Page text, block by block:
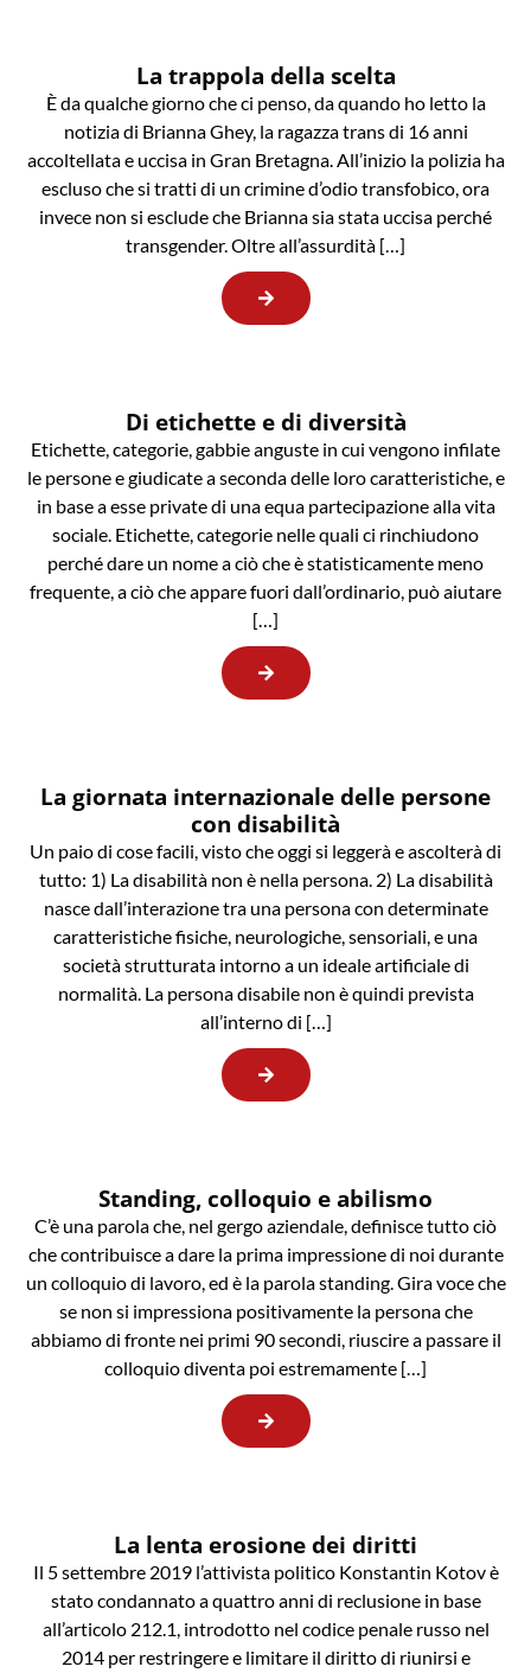
La trappola della scelta
È da qualche giorno che ci penso, da quando ho letto la
notizia di Brianna Ghey, la ragazza trans di 16 anni
accoltellata e uccisa in Gran Bretagna. All’inizio la polizia ha
escluso che si tratti di un crimine d’odio transfobico, ora
invece non si esclude che Brianna sia stata uccisa perché
transgender. Oltre all’assurdità […]
Di etichette e di diversità
Etichette, categorie, gabbie anguste in cui vengono infilate
le persone e giudicate a seconda delle loro caratteristiche, e
in base a esse private di una equa partecipazione alla vita
sociale. Etichette, categorie nelle quali ci rinchiudono
perché dare un nome a ciò che è statisticamente meno
frequente, a ciò che appare fuori dall’ordinario, può aiutare
[…]
La giornata internazionale delle persone
con disabilità
Un paio di cose facili, visto che oggi si leggerà e ascolterà di
tutto: 1) La disabilità non è nella persona. 2) La disabilità
nasce dall’interazione tra una persona con determinate
caratteristiche fisiche, neurologiche, sensoriali, e una
società strutturata intorno a un ideale artificiale di
normalità. La persona disabile non è quindi prevista
all’interno di […]
Standing, colloquio e abilismo
C’è una parola che, nel gergo aziendale, definisce tutto ciò
che contribuisce a dare la prima impressione di noi durante
un colloquio di lavoro, ed è la parola standing. Gira voce che
se non si impressiona positivamente la persona che
abbiamo di fronte nei primi 90 secondi, riuscire a passare il
colloquio diventa poi estremamente […]
La lenta erosione dei diritti
Il 5 settembre 2019 l’attivista politico Konstantin Kotov è
stato condannato a quattro anni di reclusione in base
all’articolo 212.1, introdotto nel codice penale russo nel
2014 per restringere e limitare il diritto di riunirsi e